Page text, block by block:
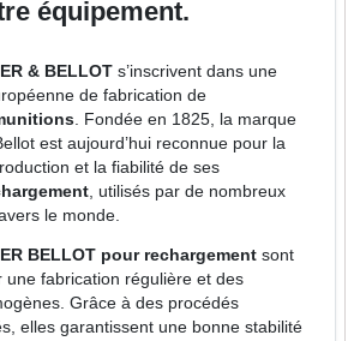
équipement.
& BELLOT s’inscrivent dans une
de fabrication de
. Fondée en 1825, la marque
est aujourd’hui reconnue pour la
et la fiabilité de ses
, utilisés par de nombreux
le monde.
BELLOT pour rechargement sont
une fabrication régulière et des
Grâce à des procédés
elles garantissent une bonne stabilité